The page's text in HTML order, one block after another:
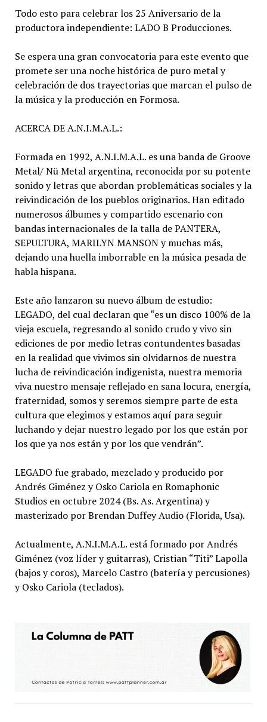
Todo esto para celebrar los 25 Aniversario de la
productora independiente: LADO B Producciones.
Se espera una gran convocatoria para este evento que
promete ser una noche histórica de puro metal y
celebración de dos trayectorias que marcan el pulso de
la música y la producción en Formosa.
ACERCA DE A.N.I.M.A.L.:
Formada en 1992, A.N.I.M.A.L. es una banda de Groove
Metal/ Nü Metal argentina, reconocida por su potente
sonido y letras que abordan problemáticas sociales y la
reivindicación de los pueblos originarios. Han editado
numerosos álbumes y compartido escenario con
bandas internacionales de la talla de PANTERA,
SEPULTURA, MARILYN MANSON y muchas más,
dejando una huella imborrable en la música pesada de
habla hispana.
Este año lanzaron su nuevo álbum de estudio:
LEGADO, del cual declaran que “es un disco 100% de la
vieja escuela, regresando al sonido crudo y vivo sin
ediciones de por medio letras contundentes basadas
en la realidad que vivimos sin olvidarnos de nuestra
lucha de reivindicación indigenista, nuestra memoria
viva nuestro mensaje reflejado en sana locura, energía,
fraternidad, somos y seremos siempre parte de esta
cultura que elegimos y estamos aquí para seguir
luchando y dejar nuestro legado por los que están por
los que ya nos están y por los que vendrán”.
LEGADO fue grabado, mezclado y producido por
Andrés Giménez y Osko Cariola en Romaphonic
Studios en octubre 2024 (Bs. As. Argentina) y
masterizado por Brendan Duffey Audio (Florida, Usa).
Actualmente, A.N.I.M.A.L. está formado por Andrés
Giménez (voz líder y guitarras), Cristian “Titi” Lapolla
(bajos y coros), Marcelo Castro (batería y percusiones)
y Osko Cariola (teclados).